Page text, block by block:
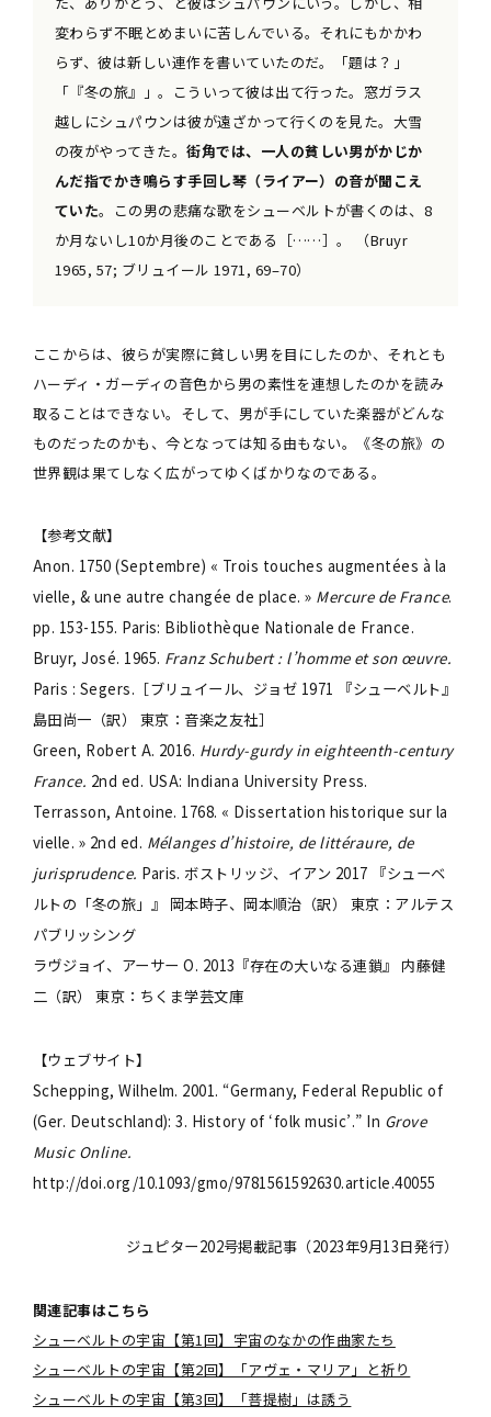
変わらず不眠とめまいに苦しんでいる。それにもかかわ
らず、彼は新しい連作を書いていたのだ。「題は？」
「『冬の旅』」。こういって彼は出て行った。窓ガラス
越しにシュパウンは彼が遠ざかって行くのを見た。大雪
の夜がやってきた。街角では、一人の貧しい男がかじか
んだ指でかき鳴らす手回し琴（ライアー）の音が聞こえ
ていた。この男の悲痛な歌をシューベルトが書くのは、8
か月ないし10か月後のことである［……］。 （Bruyr
1965, 57; ブリュイール 1971, 69–70）
ここからは、彼らが実際に貧しい男を目にしたのか、それとも
ハーディ・ガーディの音色から男の素性を連想したのかを読み
取ることはできない。そして、男が手にしていた楽器がどんな
ものだったのかも、今となっては知る由もない。《冬の旅》の
世界観は果てしなく広がってゆくばかりなのである。
【参考文献】
Anon. 1750 (Septembre) « Trois touches augmentées à la
vielle, & une autre changée de place. » Mercure de France.
pp. 153-155. Paris: Bibliothèque Nationale de France.
Bruyr, José. 1965. Franz Schubert : l’homme et son œuvre.
Paris : Segers.［ブリュイール、ジョゼ 1971 『シューベルト』
島田尚一（訳） 東京：音楽之友社］
Green, Robert A. 2016. Hurdy-gurdy in eighteenth-century
France. 2nd ed. USA: Indiana University Press.
Terrasson, Antoine. 1768. « Dissertation historique sur la
vielle. » 2nd ed. Mélanges d’histoire, de littéraure, de
jurisprudence. Paris. ボストリッジ、イアン 2017 『シューベ
ルトの「冬の旅」』 岡本時子、岡本順治（訳） 東京：アルテス
パブリッシング
ラヴジョイ、アーサー O. 2013『存在の大いなる連鎖』 内藤健
二（訳） 東京：ちくま学芸文庫
【ウェブサイト】
Schepping, Wilhelm. 2001. “Germany, Federal Republic of
(Ger. Deutschland): 3. History of ‘folk music’.” In Grove
Music Online.
http://doi.org/10.1093/gmo/9781561592630.article.40055
ジュピター202号掲載記事（2023年9月13日発行）
関連記事はこちら
シューベルトの宇宙【第1回】宇宙のなかの作曲家たち
シューベルトの宇宙【第2回】「アヴェ・マリア」と祈り
シューベルトの宇宙【第3回】「菩提樹」は誘う